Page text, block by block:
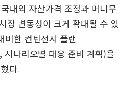
내외 자산가격 조정과 머니무
장 변동성이 크게 확대될 수 있
한 컨틴전시 플랜
나리오별 대응 준비 계획)을
다.